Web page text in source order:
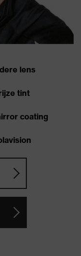
lens
tint
coating